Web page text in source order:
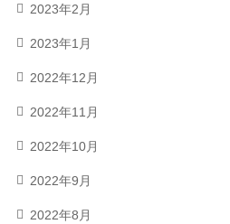
2023年2月
2023年1月
2022年12月
2022年11月
2022年10月
2022年9月
2022年8月